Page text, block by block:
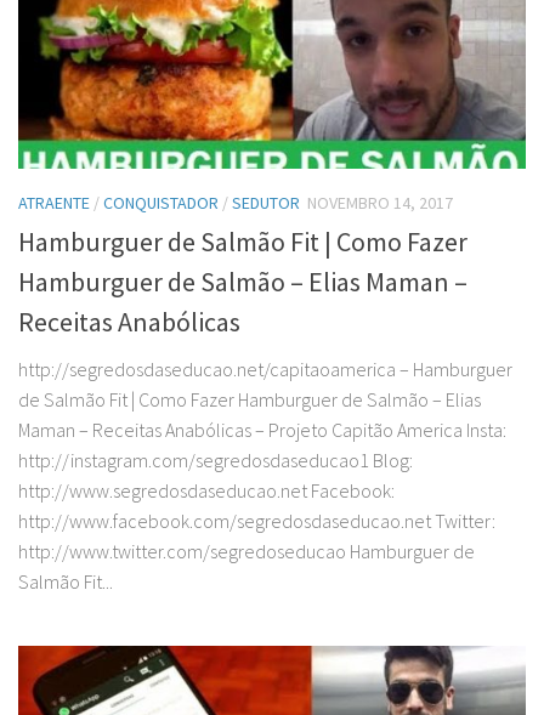
ATRAENTE /CONQUISTADOR /SEDUTOR NOVEMBRO 14, 2017
Hamburguer de Salmão Fit | Como Fazer
Hamburguer de Salmão – Elias Maman –
Receitas Anabólicas
http://segredosdaseducao.net/capitaoamerica – Hamburguer
de Salmão Fit | Como Fazer Hamburguer de Salmão – Elias
Maman – Receitas Anabólicas – Projeto Capitão America Insta:
http://instagram.com/segredosdaseducao1 Blog:
http://www.segredosdaseducao.net Facebook:
http://www.facebook.com/segredosdaseducao.net Twitter:
http://www.twitter.com/segredoseducao Hamburguer de
Salmão Fit...